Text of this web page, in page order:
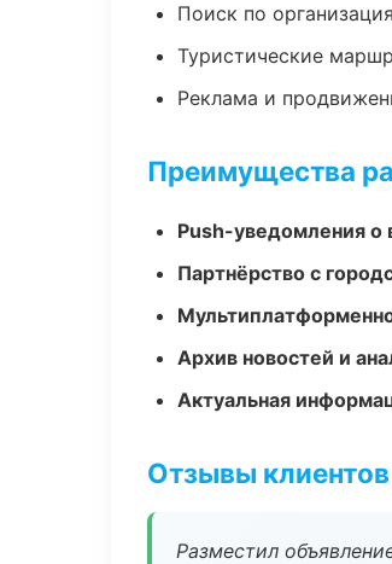
Поиск по
Туристические
Реклама и
Преимущества
Push-уведомления
Партнёрство с
Архив новостей и
Актуальная
Отзывы клиентов
Разместил